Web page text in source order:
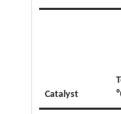
Catalyst